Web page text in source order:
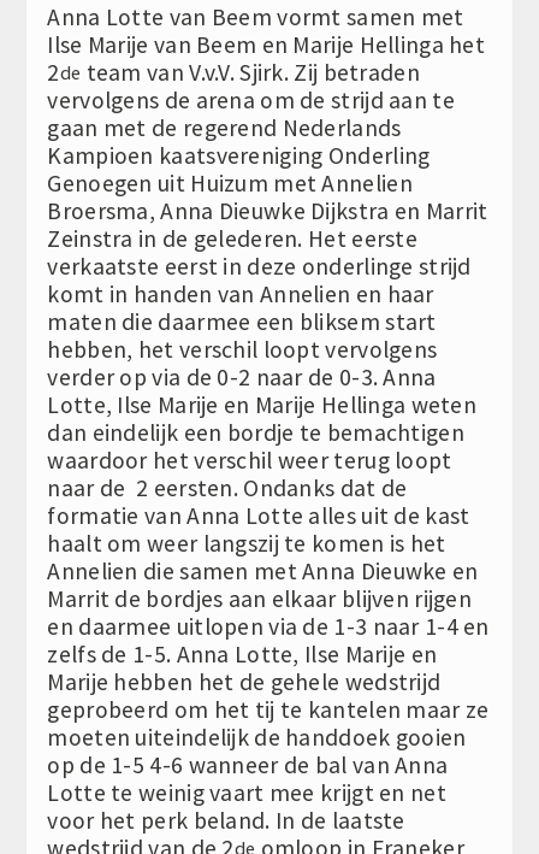
Anna Lotte van Beem vormt samen met
Ilse Marije van Beem en Marije Hellinga het
2de team van V.v.V. Sjirk. Zij betraden
vervolgens de arena om de strijd aan te
gaan met de regerend Nederlands
Kampioen kaatsvereniging Onderling
Genoegen uit Huizum met Annelien
Broersma, Anna Dieuwke Dijkstra en Marrit
Zeinstra in de gelederen. Het eerste
verkaatste eerst in deze onderlinge strijd
komt in handen van Annelien en haar
maten die daarmee een bliksem start
hebben, het verschil loopt vervolgens
verder op via de 0-2 naar de 0-3. Anna
Lotte, Ilse Marije en Marije Hellinga weten
dan eindelijk een bordje te bemachtigen
waardoor het verschil weer terug loopt
naar de 2 eersten. Ondanks dat de
formatie van Anna Lotte alles uit de kast
haalt om weer langszij te komen is het
Annelien die samen met Anna Dieuwke en
Marrit de bordjes aan elkaar blijven rijgen
en daarmee uitlopen via de 1-3 naar 1-4 en
zelfs de 1-5. Anna Lotte, Ilse Marije en
Marije hebben het de gehele wedstrijd
geprobeerd om het tij te kantelen maar ze
moeten uiteindelijk de handdoek gooien
op de 1-5 4-6 wanneer de bal van Anna
Lotte te weinig vaart mee krijgt en net
voor het perk beland. In de laatste
wedstrijd van de 2de omloop in Franeker